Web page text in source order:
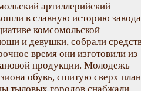
артиллерийский
в славную историю
комсомольской
и девушки, собрали
время они изготовили из
продукции. Молодежь
обувь, сшитую сверх